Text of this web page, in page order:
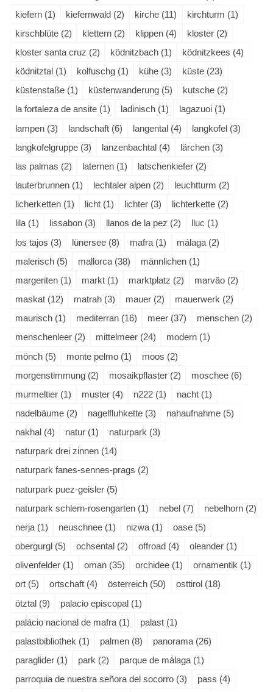
kiefern (1)
kiefernwald (2) kirche (11)
kirchturm (1)
kirschblüte (2)
klettern (2) klippen (4)
kloster (2)
kloster santa cruz (2)
ködnitzbach (1)
ködnitzkees (4)
ködnitztal (1)
kolfuschg (1) kühe (3)
küste (23)
küstenstaße (1)
küstenwanderung (5)
kutsche (2)
la fortaleza de ansite (1)
ladinisch (1)
lagazuoi (1)
lampen (3)
landschaft (6) langental (4)
langkofel (3)
langkofelgruppe (3)
lanzenbachtal (4)
lärchen (3)
las palmas (2)
laternen (1)
latschenkiefer (2)
lauterbrunnen (1)
lechtaler alpen (2)
leuchtturm (2)
licherketten (1)
licht (1) lichter (3)
lichterkette (2)
lila (1)
lissabon (3) llanos de la pez (2)
lluc (1)
los tajos (3)
lünersee (8) mafra (1)
málaga (2)
malerisch (5)
mallorca (38)
männlichen (1)
margeriten (1)
markt (1) marktplatz (2)
marvão (2)
maskat (12)
matrah (3) mauer (2)
mauerwerk (2)
maurisch (1)
mediterran (16) meer (37)
menschen (2)
menschenleer (2)
mittelmeer (24)
modern (1)
mönch (5)
monte pelmo (1)
moos (2)
morgenstimmung (2)
mosaikpflaster (2)
moschee (6)
murmeltier (1)
muster (4) n222 (1)
nacht (1)
nadelbäume (2)
nagelfluhkette (3)
nahaufnahme (5)
nakhal (4)
natur (1)
naturpark (3)
naturpark drei zinnen (14)
naturpark fanes-sennes-prags (2)
naturpark puez-geisler (5)
naturpark schlern-rosengarten (1)
nebel (7)
nebelhorn (2)
nerja (1)
neuschnee (1) nizwa (1)
oase (5)
obergurgl (5)
ochsental (2) offroad (4)
oleander (1)
olivenfelder (1)
oman (35) orchidee (1)
ornamentik (1)
ort (5)
ortschaft (4) österreich (50)
osttirol (18)
ötztal (9)
palacio episcopal (1)
palácio nacional de mafra (1)
palast (1)
palastbibliothek (1)
palmen (8)
panorama (26)
paraglider (1)
park (2)
parque de málaga (1)
parroquia de nuestra señora del socorro (3)
pass (4)